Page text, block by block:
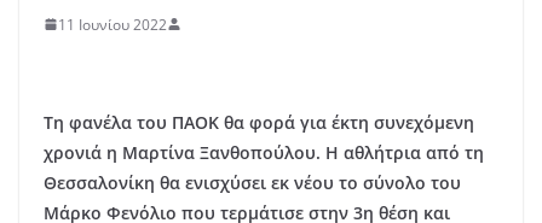
11 Ιουνίου 2022
Τη φανέλα του ΠΑΟΚ θα φορά για έκτη συνεχόμενη
χρονιά η Μαρτίνα Ξανθοπούλου. Η αθλήτρια από τη
Θεσσαλονίκη θα ενισχύσει εκ νέου το σύνολο του
Μάρκο Φενόλιο που τερμάτισε στην 3η θέση και